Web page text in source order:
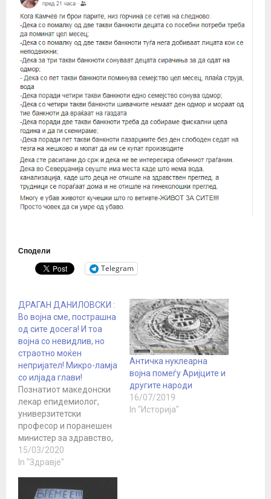
Сподели
Telegram
ДРАГАН ДАНИЛОВСКИ :
Во војна сме, пострашна
од сите досега! И тоа
војна со невидлив, но
страотно моќен
непријател! Микро-ламја
со илјада глави!
Познатиот македонски
лекар епидемиолог,
универзитетски
професор и поранешен
министер за здравство,
Драган Даниловски на
својот ФБ Профил
статус за состојбата со
15/03/2020
In "Здравје"
Античка нуклеарна
војна помеѓу Аријците и
другите народи
16/07/2019
In "Историја"